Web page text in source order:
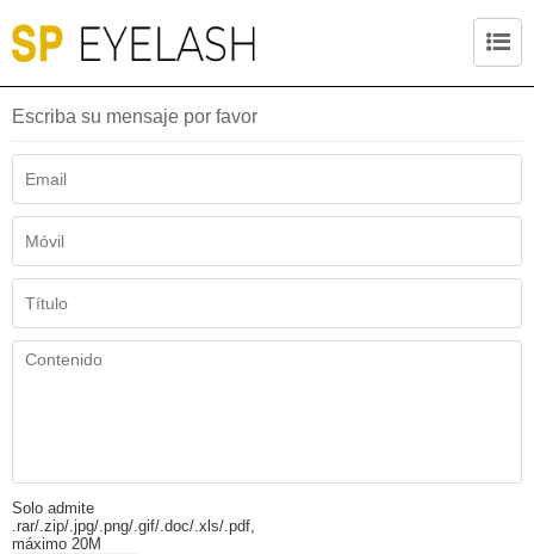
Escriba su mensaje por favor
Solo admite
.rar/.zip/.jpg/.png/.gif/.doc/.xls/.pdf,
máximo 20M